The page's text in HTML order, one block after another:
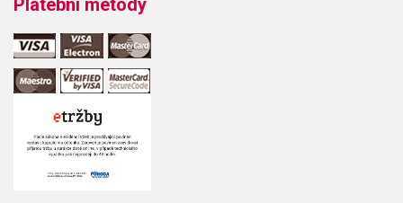
Platební metody